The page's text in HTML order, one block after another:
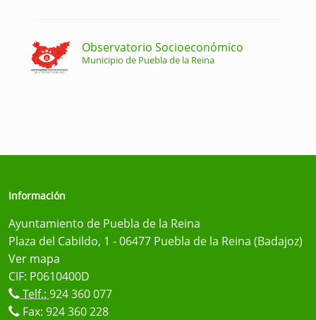
Observatorio Socioeconómico
Municipio de Puebla de la Reina
Información
Ayuntamiento de Puebla de la Reina
Plaza del Cabildo, 1 - 06477 Puebla de la Reina (Badajoz)
Ver mapa
CIF: P0610400D
Telf.: 924 360 077
Fax: 924 360 228